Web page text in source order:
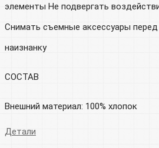
элементы Не подвергать
Снимать съемные аксессуары
наизнанку
СОСТАВ
Внешний материал: 100% хлопок
Детали